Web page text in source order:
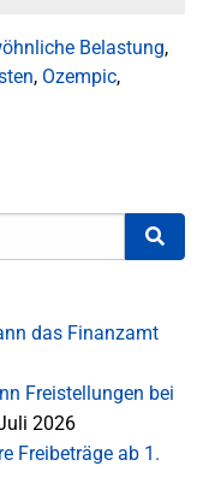
Belastung,
, Ozempic,
das Finanzamt
Freistellungen bei
2026
Freibeträge ab 1.